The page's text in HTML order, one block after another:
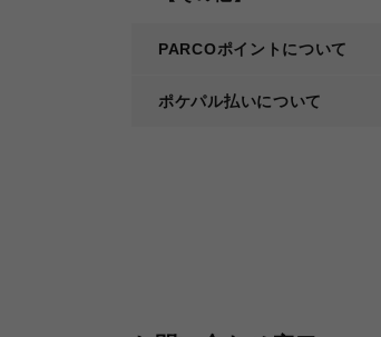
PARCOポイントについて
ポケパル払いについて